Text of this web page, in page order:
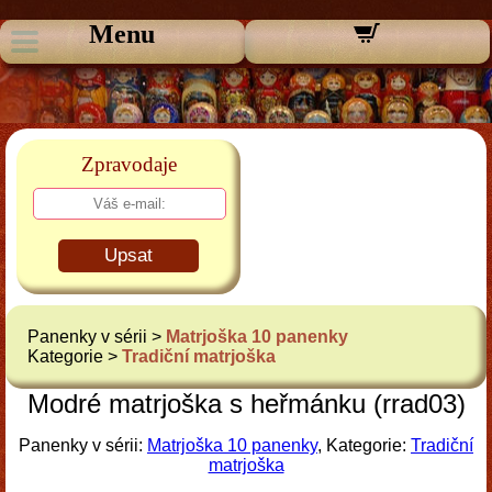
Menu
Zpravodaje
Upsat
Panenky v sérii > Matrjoška 10 panenky
Kategorie > Tradiční matrjoška
Modré matrjoška s heřmánku (rrad03)
Panenky v sérii: Matrjoška 10 panenky, Kategorie: Tradiční
matrjoška